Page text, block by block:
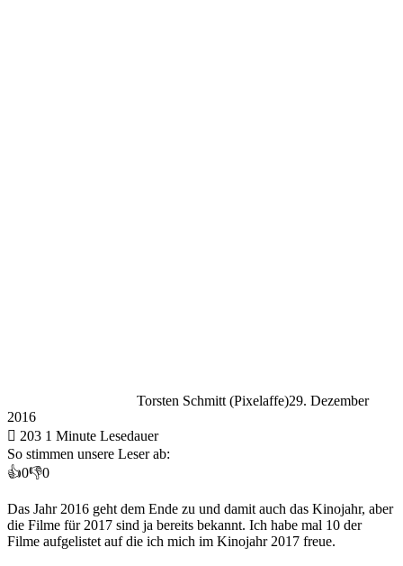
Torsten Schmitt (Pixelaffe)29. Dezember
2016
203 1 Minute Lesedauer
So stimmen unsere Leser ab:
👍0👎0
Das Jahr 2016 geht dem Ende zu und damit auch das Kinojahr, aber
die Filme für 2017 sind ja bereits bekannt. Ich habe mal 10 der
Filme aufgelistet auf die ich mich im Kinojahr 2017 freue.